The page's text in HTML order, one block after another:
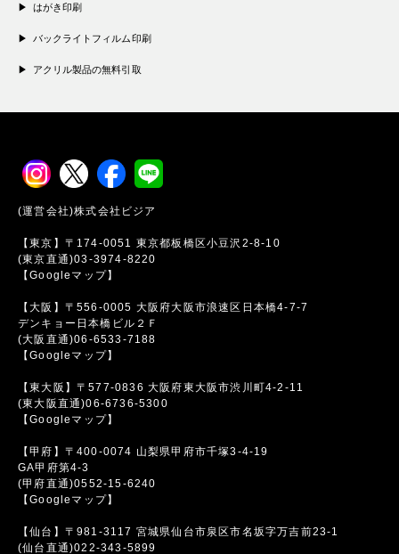
はがき印刷
バックライトフィルム印刷
アクリル製品の無料引取
(運営会社)株式会社ビジア
【東京】〒174-0051 東京都板橋区小豆沢2-8-10
(東京直通)03-3974-8220
【Googleマップ】
【大阪】〒556-0005 大阪府大阪市浪速区日本橋4-7-7
デンキョー日本橋ビル２Ｆ
(大阪直通)06-6533-7188
【Googleマップ】
【東大阪】〒577-0836 大阪府東大阪市渋川町4-2-11
(東大阪直通)06-6736-5300
【Googleマップ】
【甲府】〒400-0074 山梨県甲府市千塚3-4-19
GA甲府第4-3
(甲府直通)0552-15-6240
【Googleマップ】
【仙台】〒981-3117 宮城県仙台市泉区市名坂字万吉前23-1
(仙台直通)022-343-5899